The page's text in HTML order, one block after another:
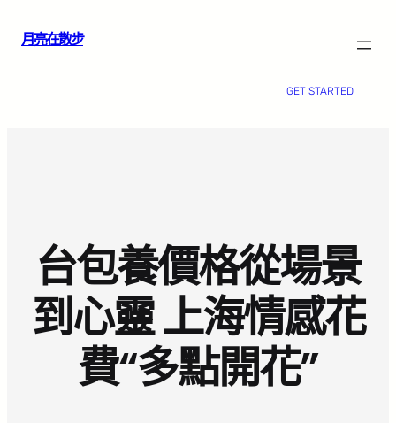
月亮在散步
GET STARTED
台包養價格從場景
到心靈 上海情感花
費“多點開花”